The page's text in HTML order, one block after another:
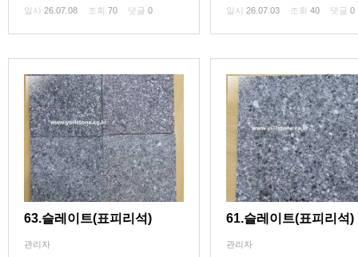
일시 26.07.08 조회 70 댓글 0
일시 26.07.03 조회 40 댓글 0
63.슬레이트(표피리석)
관리자
61.슬레이트(표피리석)
관리자